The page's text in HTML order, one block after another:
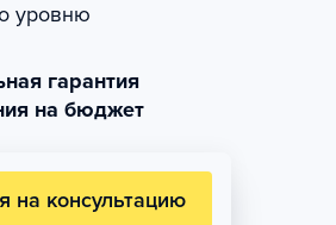
уровню
гарантия
на бюджет
на консультацию